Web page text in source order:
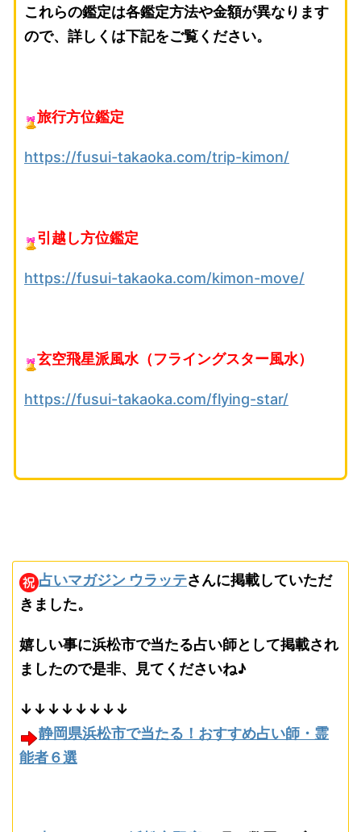
これらの鑑定は各鑑定方法や金額が異なります
ので、詳しくは下記をご覧ください。
旅行方位鑑定
https://fusui-takaoka.com/trip-kimon/
引越し方位鑑定
https://fusui-takaoka.com/kimon-move/
玄空飛星派風水（フライングスター風水）
https://fusui-takaoka.com/flying-star/
占いマガジン ウラッテさんに掲載していただ
きました。
嬉しい事に浜松市で当たる占い師として掲載され
ましたので是非、見てくださいね♪
↓↓↓↓↓↓↓↓
静岡県浜松市で当たる！おすすめ占い師・霊
能者６選